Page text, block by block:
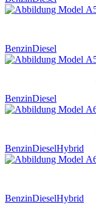
BenzinDiesel
BenzinDiesel
BenzinDieselHybrid
BenzinDieselHybrid